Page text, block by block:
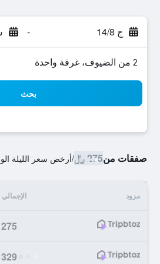
ج 14/8 -
2 من الضيوف، غرفة واحدة
بحث
صفقات من275 ﷼ /أرخص سعر الليلة
مزود
275 ﷼
329 ﷼